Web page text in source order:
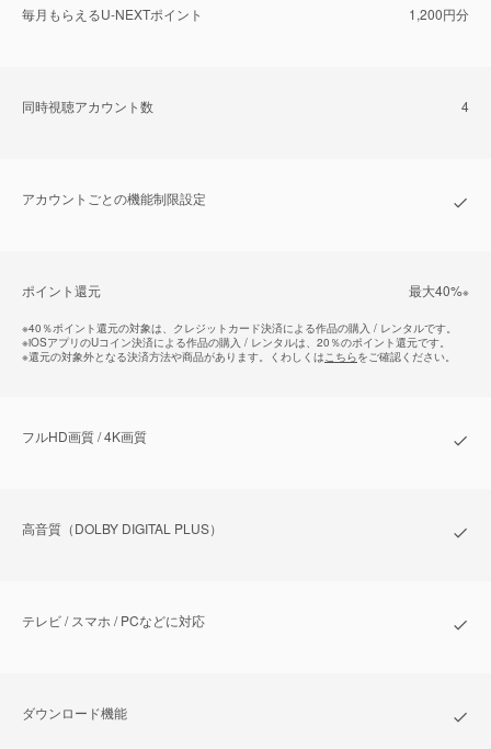
毎⽉もらえるU-NEXTポイント 1,200円分
同時視聴アカウント数 4
アカウントごとの機能制限設定
ポイント還元 最⼤40%※
※40％ポイント還元の対象は、クレジットカード決済による作品の購入 / レンタルです。
※iOSアプリのUコイン決済による作品の購入 / レンタルは、20％のポイント還元です。
※還元の対象外となる決済方法や商品があります。くわしくはこちらをご確認ください。
フルHD画質 / 4K画質
⾼⾳質（DOLBY DIGITAL PLUS）
テレビ / スマホ / PCなどに対応
ダウンロード機能